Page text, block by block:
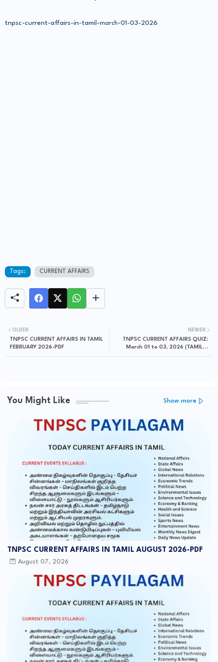
tnpsc-current-affairs-in-tamil-march-01-03-2026
Tags: CURRENT AFFAIRS
NEWER
TNPSC CURRENT AFFAIRS QUIZ:
March 01 to 03, 2026 (TAMIL &
OLDER
TNPSC CURRENT AFFAIRS IN TAMIL
FEBRUARY 2026-PDF
You Might Like Show more
TNPSC CURRENT AFFAIRS IN TAMIL AUGUST 2026-PDF
August 07, 2026